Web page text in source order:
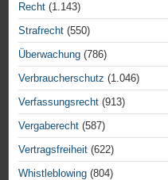
Recht (1.143)
Strafrecht (550)
Überwachung (786)
Verbraucherschutz (1.046)
Verfassungsrecht (913)
Vergaberecht (587)
Vertragsfreiheit (622)
Whistleblowing (804)